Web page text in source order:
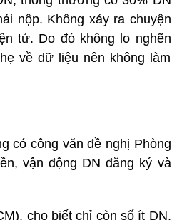
nộp. Không xảy ra chuyện
tử. Do đó không lo nghẽn
về dữ liệu nên không làm
có công văn đề nghị Phòng
vận động DN đăng ký và
cho biết chỉ còn số ít DN,